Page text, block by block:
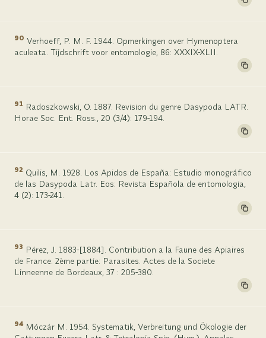
90 Verhoeff, P. M. F. 1944. Opmerkingen over Hymenoptera
aculeata. Tijdschrift voor entomologie, 86: XXXIX-XLII.
91 Radoszkowski, O. 1887. Revision du genre Dasypoda LATR.
Horae Soc. Ent. Ross., 20 (3/4): 179-194.
92 Quilis, M. 1928. Los Apidos de España: Estudio monográfico
de las Dasypoda Latr. Eos: Revista Española de entomologia,
4 (2): 173-241.
93 Pérez, J. 1883-[1884]. Contribution a la Faune des Apiaires
de France. 2ème partie: Parasites. Actes de la Societe
Linneenne de Bordeaux, 37 : 205-380.
94 Móczár M. 1954. Systematik, Verbreitung und Ökologie der